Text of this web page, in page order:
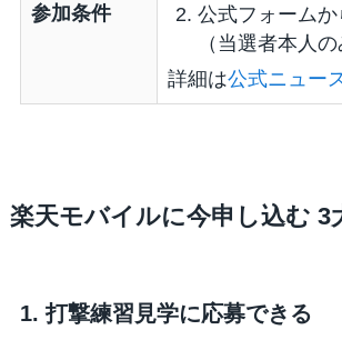
参加条件
公式フォーム
（当選者本人の
詳細は公式ニュー
楽天モバイルに今申し込む 3
1. 打撃練習見学に応募できる